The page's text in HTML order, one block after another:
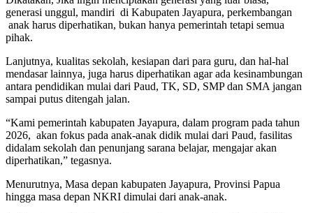
generasi unggul, mandiri di Kabupaten Jayapura, perkembangan
anak harus diperhatikan, bukan hanya pemerintah tetapi semua
pihak.
Lanjutnya, kualitas sekolah, kesiapan dari para guru, dan hal-hal
mendasar lainnya, juga harus diperhatikan agar ada kesinambungan
antara pendidikan mulai dari Paud, TK, SD, SMP dan SMA jangan
sampai putus ditengah jalan.
“Kami pemerintah kabupaten Jayapura, dalam program pada tahun
2026, akan fokus pada anak-anak didik mulai dari Paud, fasilitas
didalam sekolah dan penunjang sarana belajar, mengajar akan
diperhatikan,” tegasnya.
Menurutnya, Masa depan kabupaten Jayapura, Provinsi Papua
hingga masa depan NKRI dimulai dari anak-anak.